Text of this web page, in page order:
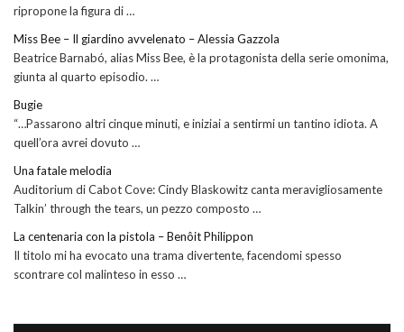
ripropone la figura di …
Miss Bee – Il giardino avvelenato – Alessia Gazzola
Beatrice Barnabó, alias Miss Bee, è la protagonista della serie omonima,
giunta al quarto episodio. …
Bugie
“…Passarono altri cinque minuti, e iniziai a sentirmi un tantino idiota. A
quell’ora avrei dovuto …
Una fatale melodia
Auditorium di Cabot Cove: Cindy Blaskowitz canta meravigliosamente
Talkin’ through the tears, un pezzo composto …
La centenaria con la pistola – Benôit Philippon
Il titolo mi ha evocato una trama divertente, facendomi spesso
scontrare col malinteso in esso …